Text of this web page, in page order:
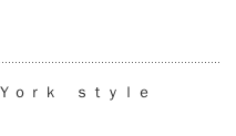
ｏｒｋ ｓｔｙｌｅ